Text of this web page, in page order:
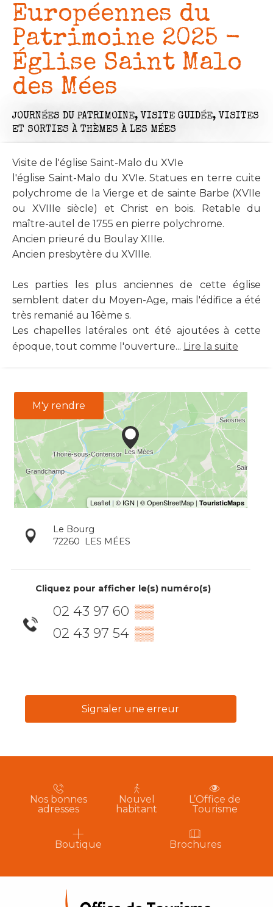
Européennes du
Patrimoine 2025 -
Église Saint Malo
des Mées
JOURNÉES DU PATRIMOINE, VISITE GUIDÉE, VISITES
ET SORTIES À THÈMES À LES MÉES
Visite de l'église Saint-Malo du XVIe
l'église Saint-Malo du XVIe. Statues en terre cuite
polychrome de la Vierge et de sainte Barbe (XVIIe
ou XVIIIe siècle) et Christ en bois. Retable du
maître-autel de 1755 en pierre polychrome.
Ancien prieuré du Boulay XIIIe.
Ancien presbytère du XVIIIe.
Les parties les plus anciennes de cette église
semblent dater du Moyen-Age, mais l'édifice a été
très remanié au 16ème s.
Les chapelles latérales ont été ajoutées à cette
époque, tout comme l'ouverture... Lire la suite
M'y rendre
Le Bourg
72260
LES MÉES
Cliquez pour afficher le(s) numéro(s)
02 43 97 60 ▒▒
02 43 97 54 ▒▒
Signaler une erreur
Nos bonnes
adresses
Nouvel
habitant
L’Office de
Tourisme
Boutique Brochures